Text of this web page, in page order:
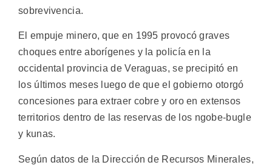
sobrevivencia.
El empuje minero, que en 1995 provocó graves
choques entre aborígenes y la policía en la
occidental provincia de Veraguas, se precipitó en
los últimos meses luego de que el gobierno otorgó
concesiones para extraer cobre y oro en extensos
territorios dentro de las reservas de los ngobe-bugle
y kunas.
Según datos de la Dirección de Recursos Minerales,